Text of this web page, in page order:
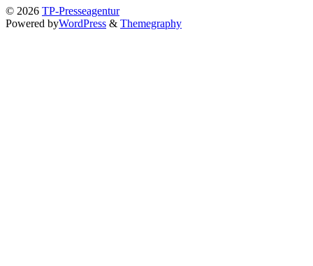
© 2026 TP-Presseagentur
Powered byWordPress & Themegraphy